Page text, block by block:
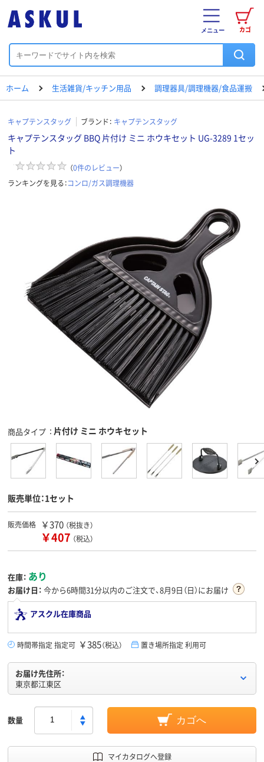
カゴ
メニュー
ホーム 生活雑貨/キッチン用品 調理器具/調理機器/食品運搬
キャプテンスタッグ ブランド： キャプテンスタッグ
キャプテンスタッグ BBQ 片付け ミニ ホウキセット UG-3289 1セッ
ト
（0件のレビュー）
ランキングを見る：コンロ/ガス調理機器
商品タイプ 片付け ミニ ホウキセット
販売単位：1セット
販売価格 ￥370 （税抜き）
￥407 （税込）
在庫： あり
お届け日： 今から6時間31分以内のご注文で、8月9日（日）にお届け
アスクル在庫商品
時間帯指定 指定可 ￥385（税込） 置き場所指定 利用可
お届け先住所：
東京都江東区
数量 カゴへ
マイカタログへ登録